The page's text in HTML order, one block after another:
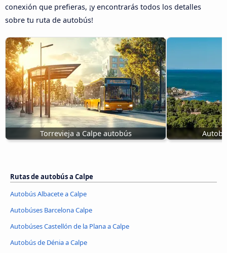
conexión que prefieras, ¡y encontrarás todos los detalles
sobre tu ruta de autobús!
Torrevieja a Calpe autobús
Rutas de autobús a Calpe
Autobús Albacete a Calpe
Autobúses Barcelona Calpe
Autobúses Castellón de la Plana a Calpe
Autobús de Dénia a Calpe